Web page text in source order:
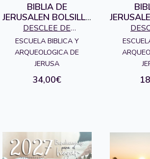
BIBLIA DE
JERUSALEN BOLSILLO
MODELO 2
5ªEDICION
DESCLEE DE
BROUWER S.A.,
EDITORIAL
ESCUELA BIBLICA Y
ARQUEOLOGICA DE
JERUSA
34,00€